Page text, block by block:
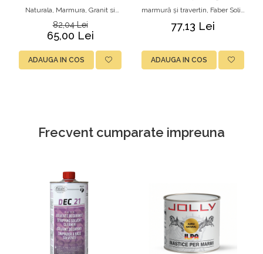
Naturala, Marmura, Granit si
Travertin – Ilpa Extra Wax 1L
82,04 Lei
65,00 Lei
ADAUGA IN COS
marmură și travertin, Faber Solid
Wax, 1L
77,13 Lei
ADAUGA IN COS
Frecvent cumparate impreuna